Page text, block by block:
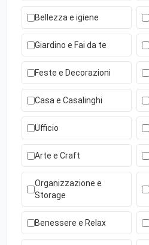
Bellezza e igiene
Giardino e Fai da te
Feste e Decorazioni
Casa e Casalinghi
Ufficio
Arte e Craft
Organizzazione e
Storage
Benessere e Relax